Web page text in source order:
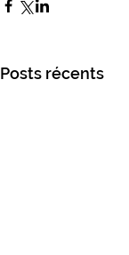
Posts récents